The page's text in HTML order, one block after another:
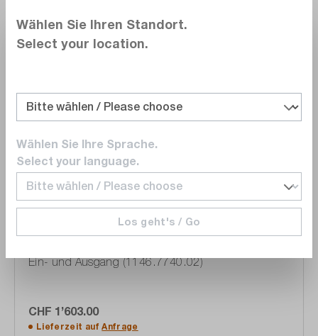
Merken
Rohde&Schwarz
Ein- und Ausgang (1146.7740.02)
CHF 1’603.00
Lieferzeit aufAnfrage
Wählen Sie Ihren Standort.
Select your location.
Wählen Sie Ihre Sprache.
Select your language.
Los geht's / Go